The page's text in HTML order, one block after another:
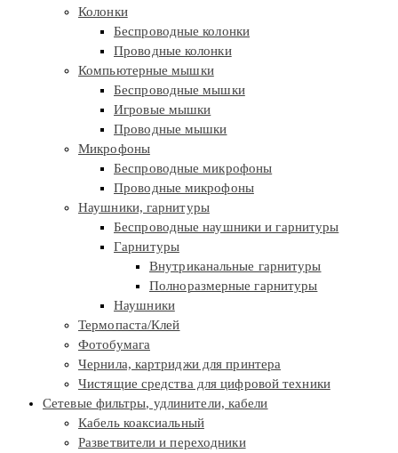
Колонки
Беспроводные колонки
Проводные колонки
Компьютерные мышки
Беспроводные мышки
Игровые мышки
Проводные мышки
Микрофоны
Беспроводные микрофоны
Проводные микрофоны
Наушники, гарнитуры
Беспроводные наушники и гарнитуры
Гарнитуры
Внутриканальные гарнитуры
Полноразмерные гарнитуры
Наушники
Термопаста/Клей
Фотобумага
Чернила, картриджи для принтера
Чистящие средства для цифровой техники
Сетевые фильтры, удлинители, кабели
Кабель коаксиальный
Разветвители и переходники